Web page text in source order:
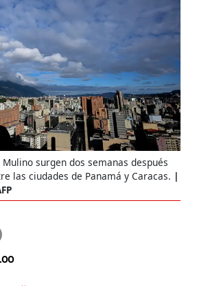
surgen dos semanas después
las ciudades de Panamá y Caracas.